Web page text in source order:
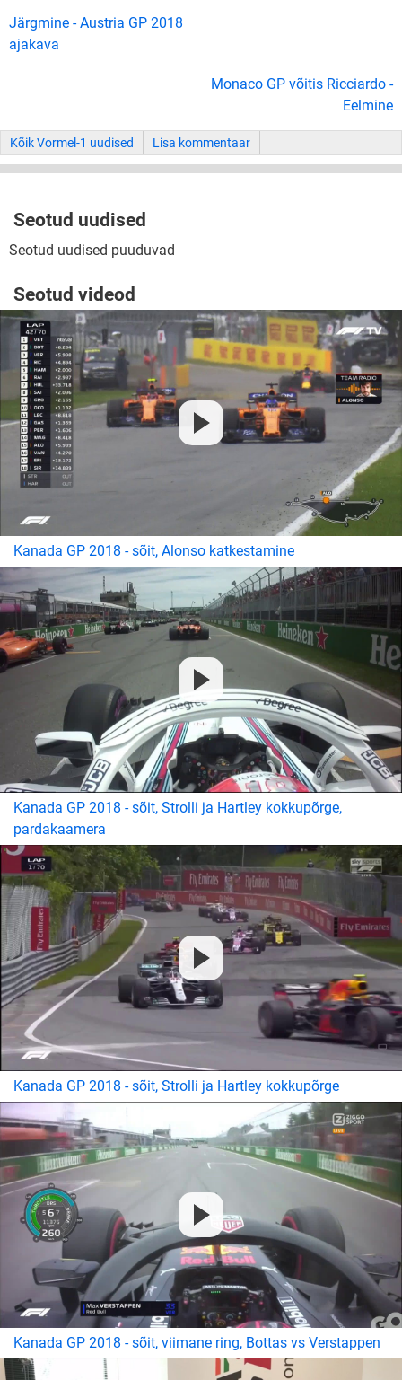
Järgmine - Austria GP 2018
ajakava
Monaco GP võitis Ricciardo -
Eelmine
Kõik Vormel-1 uudised Lisa kommentaar
Seotud uudised
Seotud uudised puuduvad
Seotud videod
Kanada GP 2018 - sõit, Alonso katkestamine
Kanada GP 2018 - sõit, Strolli ja Hartley kokkupõrge,
pardakaamera
Kanada GP 2018 - sõit, Strolli ja Hartley kokkupõrge
Kanada GP 2018 - sõit, viimane ring, Bottas vs Verstappen